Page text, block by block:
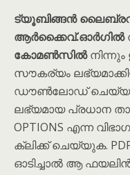
ട്യൂബിങ്ങൻ
ആർക്കൈവ്.ഓർഗിൽ
കോമൺസിൽ
സൗകര്യം
ഡൗൺലോഡ് ചെയ്യാൻ
ലഭ്യമായ പ്രധാന
OPTIONS എന്ന
ക്ലിക്ക് ചെയ്യുക.
ഓടിച്ചാൽ ആ